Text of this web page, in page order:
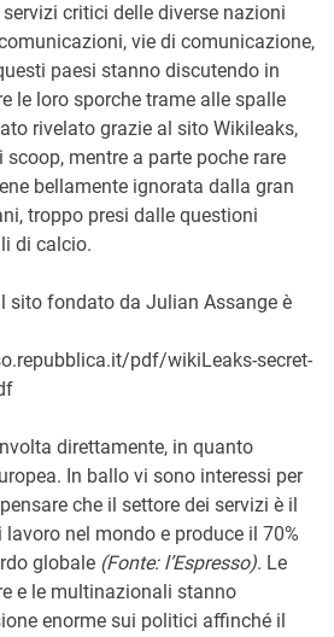
critici delle diverse nazioni
vie di comunicazione,
paesi stanno discutendo in
le loro sporche trame alle spalle
rivelato grazie al sito Wikileaks,
mentre a parte poche rare
bellamente ignorata dalla gran
troppo presi dalle questioni
di calcio.
sito fondato da Julian Assange è
pdf/wikiLeaks-secret-
direttamente, in quanto
In ballo vi sono interessi per
che il settore dei servizi è il
nel mondo e produce il 70%
globale (Fonte: l’Espresso). Le
e le multinazionali stanno
enorme sui politici affinché il